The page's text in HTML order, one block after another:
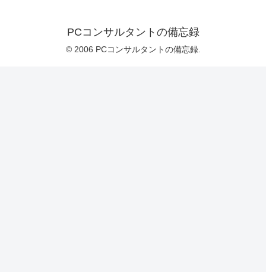
PCコンサルタントの備忘録
© 2006 PCコンサルタントの備忘録.